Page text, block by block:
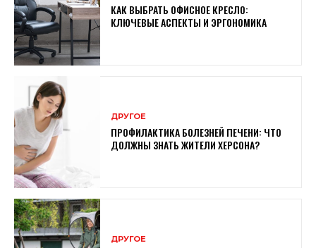
КАК ВЫБРАТЬ ОФИСНОЕ КРЕСЛО:
КЛЮЧЕВЫЕ АСПЕКТЫ И ЭРГОНОМИКА
ДРУГОЕ
ПРОФИЛАКТИКА БОЛЕЗНЕЙ ПЕЧЕНИ: ЧТО
ДОЛЖНЫ ЗНАТЬ ЖИТЕЛИ ХЕРСОНА?
ДРУГОЕ